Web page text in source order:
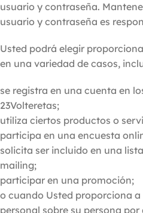
usuario y contraseña.
usuario y contraseña es
Usted podrá elegir
en una variedad de casos,
se registra en una cuenta en
23Volteretas;
utiliza ciertos productos o
participa en una encuesta
solicita ser incluido en una
mailing;
participar en una promoción;
o cuando Usted proporciona
personal sobre su persona